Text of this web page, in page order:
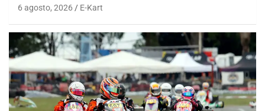
6 agosto, 2026 E-Kart